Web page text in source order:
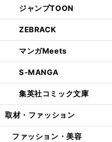
ジャンプTOON
ZEBRACK
マンガMeets
S-MANGA
集英社コミック文庫
取材・ファッション
ファッション・美容